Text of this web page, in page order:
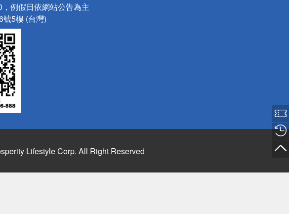
例假日依網站公告為主
號5樓 (台灣)
Lifestyle Corp. All Right Reserved